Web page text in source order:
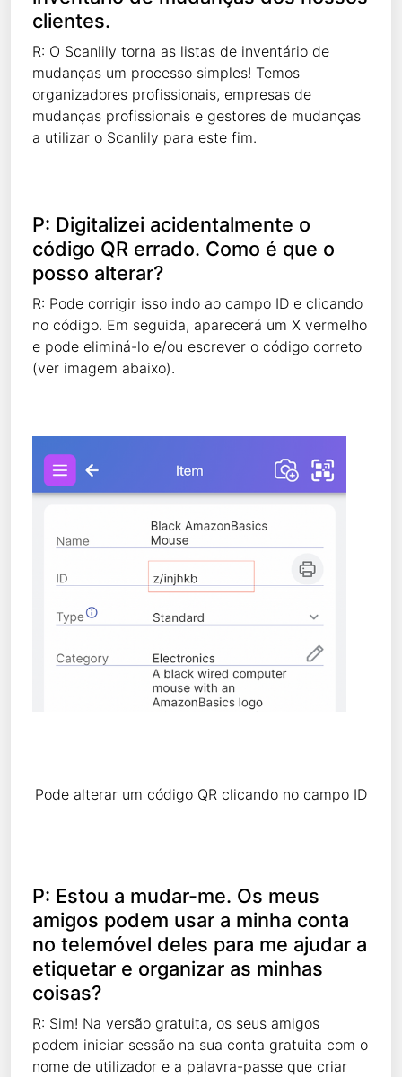
clientes.
R: O Scanlily torna as listas de inventário de
mudanças um processo simples! Temos
organizadores profissionais, empresas de
mudanças profissionais e gestores de mudanças
a utilizar o Scanlily para este fim.
P: Digitalizei acidentalmente o
código QR errado. Como é que o
posso alterar?
R: Pode corrigir isso indo ao campo ID e clicando
no código. Em seguida, aparecerá um X vermelho
e pode eliminá-lo e/ou escrever o código correto
(ver imagem abaixo).
Pode alterar um código QR clicando no campo ID
P: Estou a mudar-me. Os meus
amigos podem usar a minha conta
no telemóvel deles para me ajudar a
etiquetar e organizar as minhas
coisas?
R: Sim! Na versão gratuita, os seus amigos
podem iniciar sessão na sua conta gratuita com o
nome de utilizador e a palavra-passe que criar